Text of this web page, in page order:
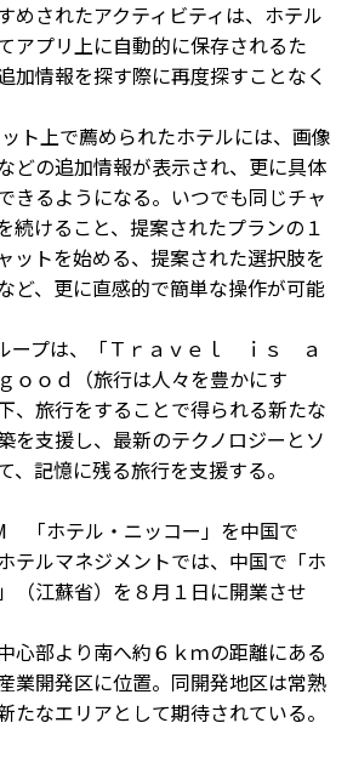
めされたアクティビティは、ホテル
アプリ上に自動的に保存されるた
加情報を探す際に再度探すことなく
上で薦められたホテルには、画像
どの追加情報が表示され、更に具体
きるようになる。いつでも同じチャ
続けること、提案されたプランの１
ットを始める、提案された選択肢を
ど、更に直感的で簡単な操作が可能
ープは、「Ｔｒａｖｅｌ ｉｓ ａ
ｏｄ（旅行は人々を豊かにす
、旅行をすることで得られる新たな
を支援し、最新のテクノロジーとソ
、記憶に残る旅行を支援する。
「ホテル・ニッコー」を中国で
テルマネジメントでは、中国で「ホ
（江蘇省）を８月１日に開業させ
心部より南へ約６ｋｍの距離にある
業開発区に位置。同開発地区は常熟
たなエリアとして期待されている。